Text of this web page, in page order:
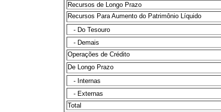
Recursos de Longo Prazo
Recursos Para Aumento do Patrimônio Líquido
- Do Tesouro
- Demais
Operações de Crédito
De Longo Prazo
- Internas
- Externas
Total